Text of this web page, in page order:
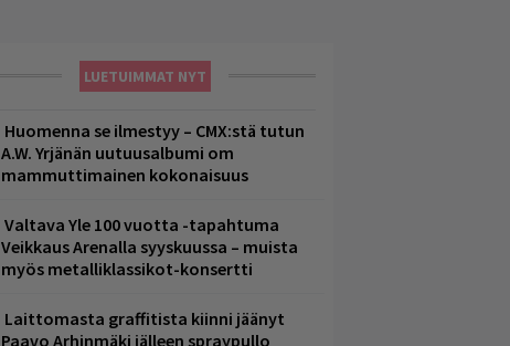
LUETUIMMAT NYT
Huomenna se ilmestyy – CMX:stä tutun
A.W. Yrjänän uutuusalbumi om
mammuttimainen kokonaisuus
Valtava Yle 100 vuotta -tapahtuma
Veikkaus Arenalla syyskuussa – muista
myös metalliklassikot-konsertti
Laittomasta graffitista kiinni jäänyt
Paavo Arhinmäki jälleen spraypullo